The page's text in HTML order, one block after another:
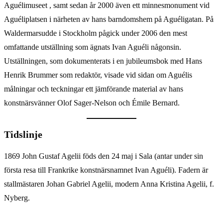
Aguélimuseet , samt sedan år 2000 även ett minnesmonument vid
Aguéliplatsen i närheten av hans barndomshem på Aguéligatan. På
Waldermarsudde i Stockholm pågick under 2006 den mest
omfattande utställning som ägnats Ivan Aguéli någonsin.
Utställningen, som dokumenterats i en jubileumsbok med Hans
Henrik Brummer som redaktör, visade vid sidan om Aguélis
målningar och teckningar ett jämförande material av hans
konstnärsvänner Olof Sager-Nelson och Émile Bernard.
Tidslinje
1869 John Gustaf Agelii föds den 24 maj i Sala (antar under sin
första resa till Frankrike konstnärsnamnet Ivan Aguéli). Fadern är
stallmästaren Johan Gabriel Agelii, modern Anna Kristina Agelii, f.
Nyberg.